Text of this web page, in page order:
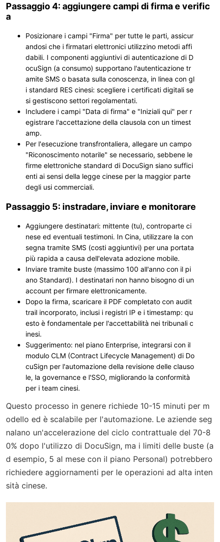
Passaggio 4: aggiungere campi di firma e verific
a
Posizionare i campi "Firma" per tutte le parti, assicur
andosi che i firmatari elettronici utilizzino metodi affi
dabili. I componenti aggiuntivi di autenticazione di D
ocuSign (a consumo) supportano l'autenticazione tr
amite SMS o basata sulla conoscenza, in linea con gl
i standard RES cinesi: scegliere i certificati digitali se
si gestiscono settori regolamentati.
Includere i campi "Data di firma" e "Iniziali qui" per r
egistrare l'accettazione della clausola con un timest
amp.
Per l'esecuzione transfrontaliera, allegare un campo
"Riconoscimento notarile" se necessario, sebbene le
firme elettroniche standard di DocuSign siano suffici
enti ai sensi della legge cinese per la maggior parte
degli usi commerciali.
Passaggio 5: instradare, inviare e monitorare
Aggiungere destinatari: mittente (tu), controparte ci
nese ed eventuali testimoni. In Cina, utilizzare la con
segna tramite SMS (costi aggiuntivi) per una portata
più rapida a causa dell'elevata adozione mobile.
Inviare tramite buste (massimo 100 all'anno con il pi
ano Standard). I destinatari non hanno bisogno di un
account per firmare elettronicamente.
Dopo la firma, scaricare il PDF completato con audit
trail incorporato, inclusi i registri IP e i timestamp: qu
esto è fondamentale per l'accettabilità nei tribunali c
inesi.
Suggerimento: nel piano Enterprise, integrarsi con il
modulo CLM (Contract Lifecycle Management) di Do
cuSign per l'automazione della revisione delle clauso
le, la governance e l'SSO, migliorando la conformità
per i team cinesi.
Questo processo in genere richiede 10-15 minuti per m
odello ed è scalabile per l'automazione. Le aziende seg
nalano un'accelerazione del ciclo contrattuale del 70-8
0% dopo l'utilizzo di DocuSign, ma i limiti delle buste (a
d esempio, 5 al mese con il piano Personal) potrebbero
richiedere aggiornamenti per le operazioni ad alta inten
sità cinese.